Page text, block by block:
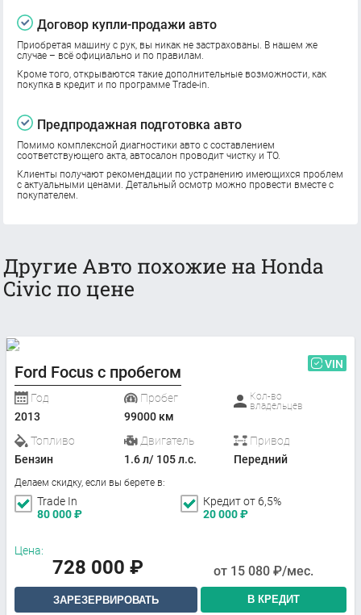
Договор купли-продажи авто
Приобретая машину с рук, вы никак не застрахованы. В нашем же
случае – всё официально и по правилам.
Кроме того, открываются такие дополнительные возможности, как
покупка в кредит и по программе Trade-in.
Предпродажная подготовка авто
Помимо комплексной диагностики авто с составлением
соответствующего акта, автосалон проводит чистку и ТО.
Клиенты получают рекомендации по устранению имеющихся проблем
с актуальными ценами. Детальный осмотр можно провести вместе с
покупателем.
Другие Авто похожие на Honda
Civic по цене
Ford Focus с пробегом VIN
Год
2013
Пробег
99000 км
Кол-во
владельцев
Топливо
Бензин
Двигатель
1.6 л/ 105 л.с.
Привод
Передний
Делаем скидку, если вы берете в:
Trade In
80 000₽
Кредит от 6,5%
20 000₽
Цена:
728 000 ₽ от 15 080 ₽/мес.
ЗАРЕЗЕРВИРОВАТЬ В КРЕДИТ